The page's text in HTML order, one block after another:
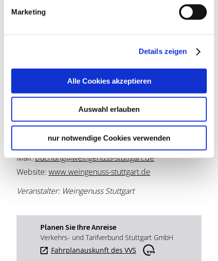
Marketing
Details zeigen
Alle Cookies akzeptieren
Auswahl erlauben
nur notwendige Cookies verwenden
mit der Benutzung des Materials für Werbezwecke
Lage & Kontakt
Untertürkheimer Str. 33, 70734 Fellbach,
Untertürkheimer Straße 33
70734 Fellbach
+491799106298
Mail:buchung@weingenuss-stuttgart.de
Website: www.weingenuss-stuttgart.de
Veranstalter: Weingenuss Stuttgart
Planen Sie Ihre Anreise
Verkehrs- und Tarifverbund Stuttgart GmbH
Fahrplanauskunft des VVS